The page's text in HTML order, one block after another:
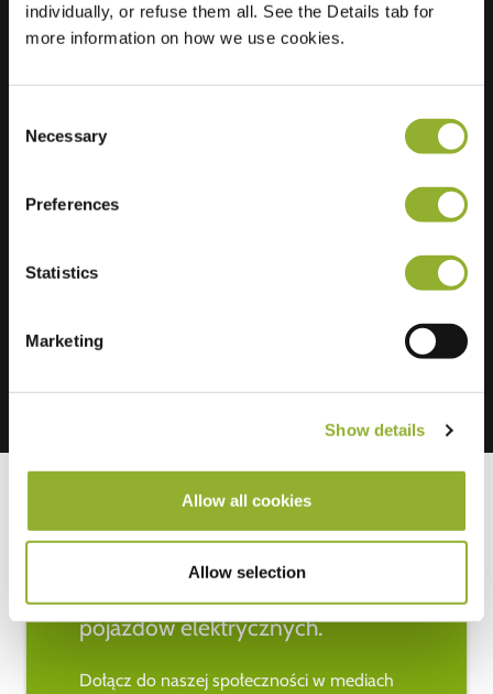
individually, or refuse them all. See the Details tab for
more information on how we use cookies.
Selection
Necessary
Preferences
Statistics
Marketing
Show details
Allow all cookies
Allow selection
Regular Charging 1 of 2 available
Dodatkowe informacje
Bądź na bieżąco z najnowszymi
wiadomościami na temat
pojazdów elektrycznych.
Dołącz do naszej społeczności w mediach